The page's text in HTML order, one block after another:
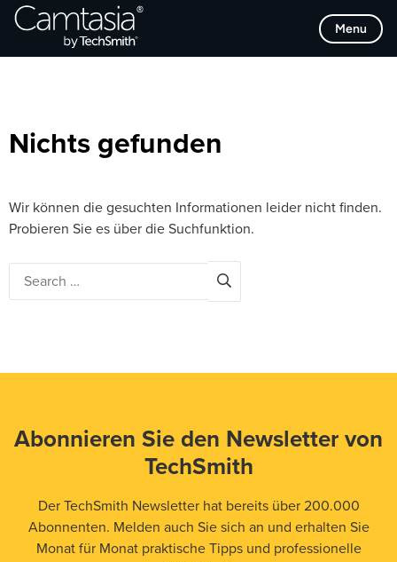
Direkt
zum
Menu
Browse Categories
Nichts gefunden
Wir können die gesuchten Informationen leider nicht finden.
Probieren Sie es über die Suchfunktion.
Abonnieren Sie den Newsletter von
TechSmith
Der TechSmith Newsletter hat bereits über 200.000
Abonnenten. Melden auch Sie sich an und erhalten Sie
Monat für Monat praktische Tipps und professionelle